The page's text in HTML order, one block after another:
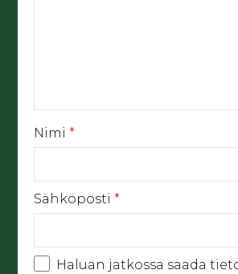
Nimi *
Sähköposti *
Haluan jatkossa saada